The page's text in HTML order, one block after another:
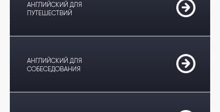
АНГЛИЙСКИЙ ДЛЯ
ПУТЕШЕСТВИЙ
АНГЛИЙСКИЙ ДЛЯ
СОБЕСЕДОВАНИЯ